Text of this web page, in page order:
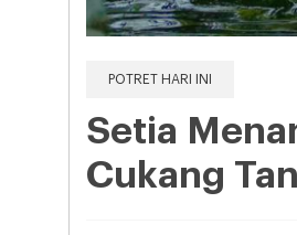
POTRET HARI INI
Setia
Cukang